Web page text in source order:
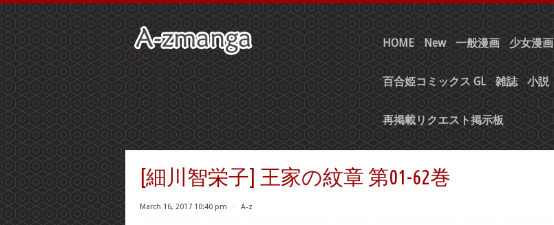
HOME New 一般漫画 少女漫画
百合姫コミックス GL 雑誌 小説
再掲載リクエスト掲示板
[細川智栄子] 王家の紋章 第01-62巻
March 16, 2017 10:40 pm ⋅ A-z